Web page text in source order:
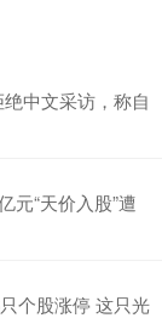
中文采访，称自
元“天价入股”遭
个股涨停 这只光